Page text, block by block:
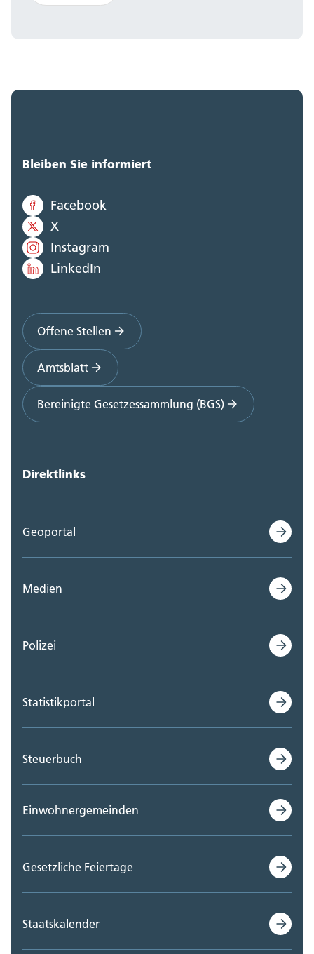
Bleiben Sie informiert
Facebook
X
Instagram
LinkedIn
Offene Stellen
Amtsblatt
Bereinigte Gesetzessammlung (BGS)
Direktlinks
Geoportal
Medien
Polizei
Statistikportal
Steuerbuch
Einwohnergemeinden
Gesetzliche Feiertage
Staatskalender